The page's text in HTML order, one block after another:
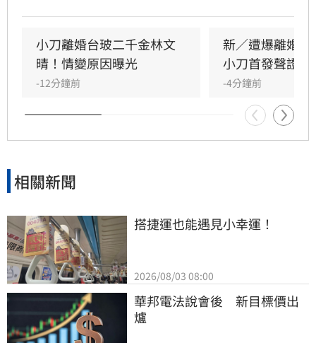
同陪伴、守護一對子女成長，同時希望外界尊重
雙方決定，之後不再對離婚一事做任何回應。
小刀離婚台玻二千金林文
晴！情變原因曝光
-12分鐘前
新／遭爆離婚
小刀首發聲證實
-4分鐘前
相關新聞
搭捷運也能遇見小幸運！
2026/08/03 08:00
華邦電法說會後　新目標價出
爐